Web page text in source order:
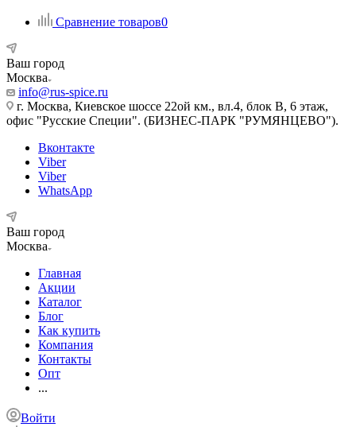
Сравнение товаров0
Ваш город
Москва
info@rus-spice.ru
г. Москва, Киевское шоссе 22ой км., вл.4, блок В, 6 этаж,
офис "Русские Специи". (БИЗНЕС-ПАРК "РУМЯНЦЕВО").
Вконтакте
Viber
Viber
WhatsApp
Ваш город
Москва
Главная
Акции
Каталог
Блог
Как купить
Компания
Контакты
Опт
...
Войти